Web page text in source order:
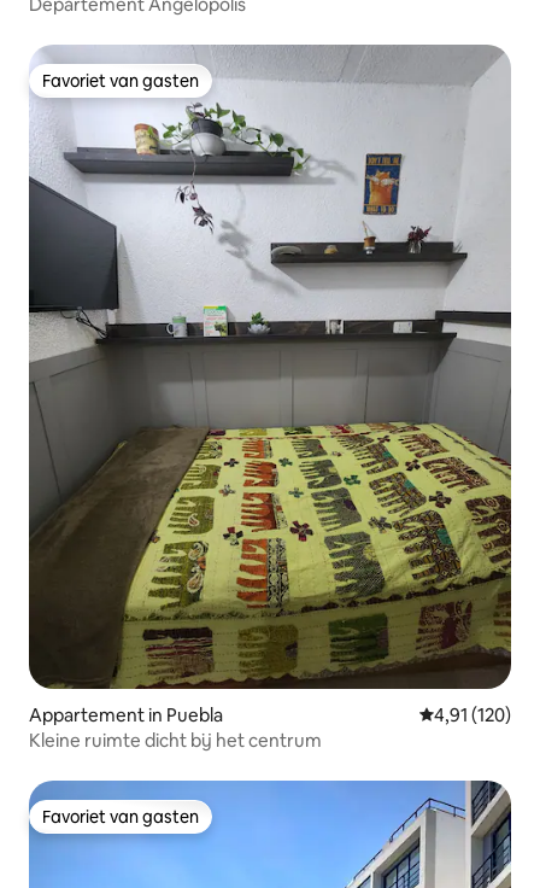
Departement Angelopolis
Favoriet van gasten
Favoriet van gasten
Appartement in Puebla Gemiddelde
4,91 (120)
Kleine ruimte dicht bij het centrum
Favoriet van gasten
Favoriet van gasten